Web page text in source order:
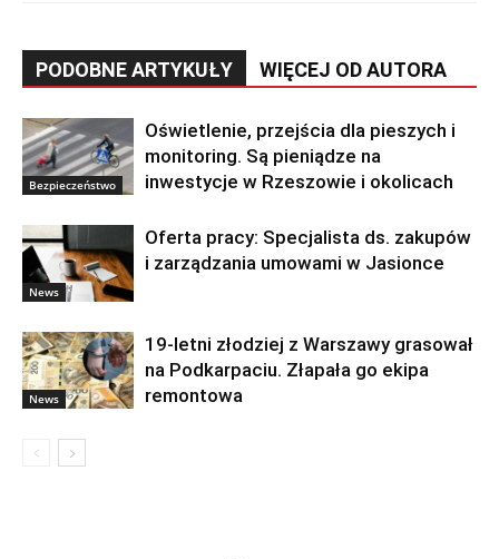
PODOBNE ARTYKUŁY WIĘCEJ OD AUTORA
Bezpieczeństwo
Oświetlenie, przejścia dla pieszych i
monitoring. Są pieniądze na
inwestycje w Rzeszowie i okolicach
News
Oferta pracy: Specjalista ds. zakupów
i zarządzania umowami w Jasionce
News
19-letni złodziej z Warszawy grasował
na Podkarpaciu. Złapała go ekipa
remontowa